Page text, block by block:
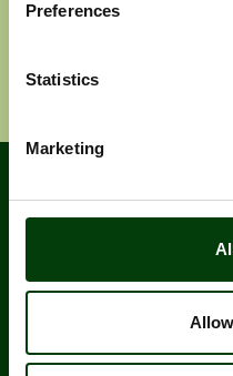
Preferences
Statistics
Marketing
Nobina är Nordens